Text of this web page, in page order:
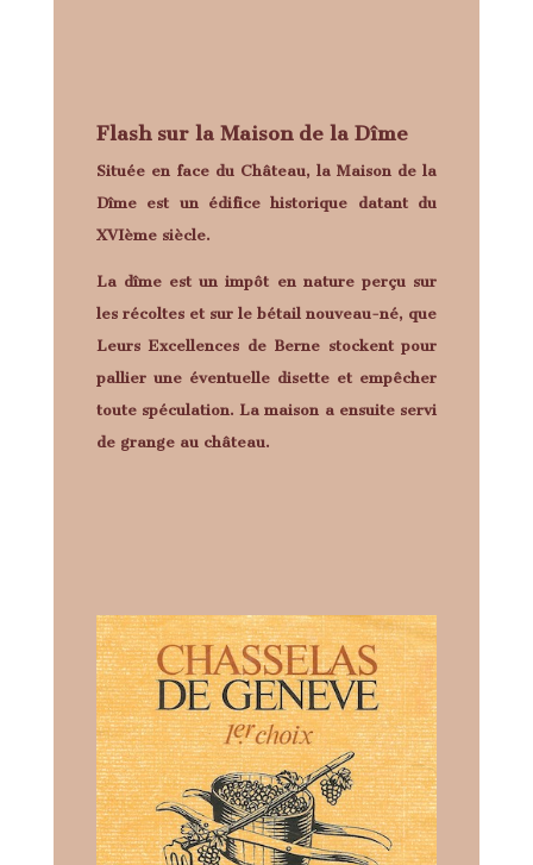
Flash sur la Maison de la Dîme
Située en face du Château, la Maison de la
Dîme est un édifice historique datant du
XVIème siècle.
La dîme est un impôt en nature perçu sur
les récoltes et sur le bétail nouveau-né, que
Leurs Excellences de Berne stockent pour
pallier une éventuelle disette et empêcher
toute spéculation. La maison a ensuite servi
de grange au château.